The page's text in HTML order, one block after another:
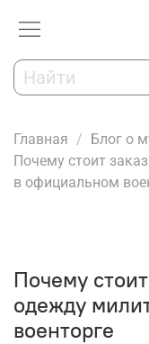
Главная
Блог о
Почему стоит
в официальном
Почему
одежду
военторге